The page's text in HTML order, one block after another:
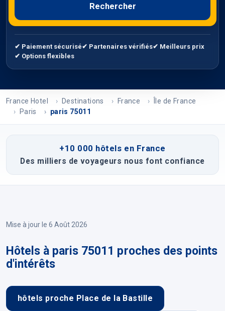
Rechercher
✔ Paiement sécurisé✔ Partenaires vérifiés✔ Meilleurs prix
✔ Options flexibles
France Hotel Destinations France
Île de France
Paris
paris 75011
+10 000 hôtels en France
Des milliers de voyageurs nous font confiance
Mise à jour le 6 Août 2026
Hôtels à paris 75011 proches des points
d'intérêts
hôtels proche Place de la Bastille